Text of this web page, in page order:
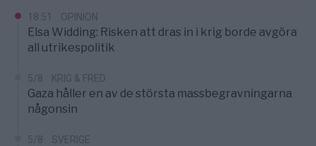
18:51 OPINION
Elsa Widding: Risken att dras in i krig borde avgöra
all utrikespolitik
5/8 KRIG & FRED
Gaza håller en av de största massbegravningarna
någonsin
5/8 SVERIGE